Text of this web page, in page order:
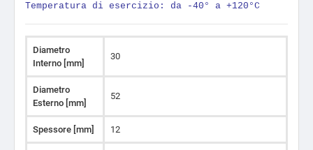
Temperatura di esercizio: da -40° a +120°C
Diametro
Interno [mm]
30
Diametro
Esterno [mm]
52
Spessore [mm] 12